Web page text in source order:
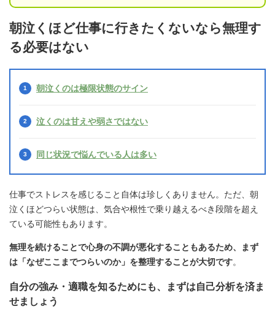
朝泣くほど仕事に行きたくないなら無理す
る必要はない
朝泣くのは極限状態のサイン
泣くのは甘えや弱さではない
同じ状況で悩んでいる人は多い
仕事でストレスを感じること自体は珍しくありません。ただ、朝
泣くほどつらい状態は、気合や根性で乗り越えるべき段階を超え
ている可能性もあります。
無理を続けることで心身の不調が悪化することもあるため、まず
は「なぜここまでつらいのか」を整理することが大切です。
自分の強み・適職を知るためにも、まずは自己分析を済ま
せましょう